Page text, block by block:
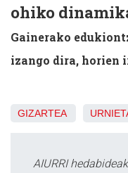
ohiko
Gainerako
izango dira, horien
GIZARTEA
AIURRI